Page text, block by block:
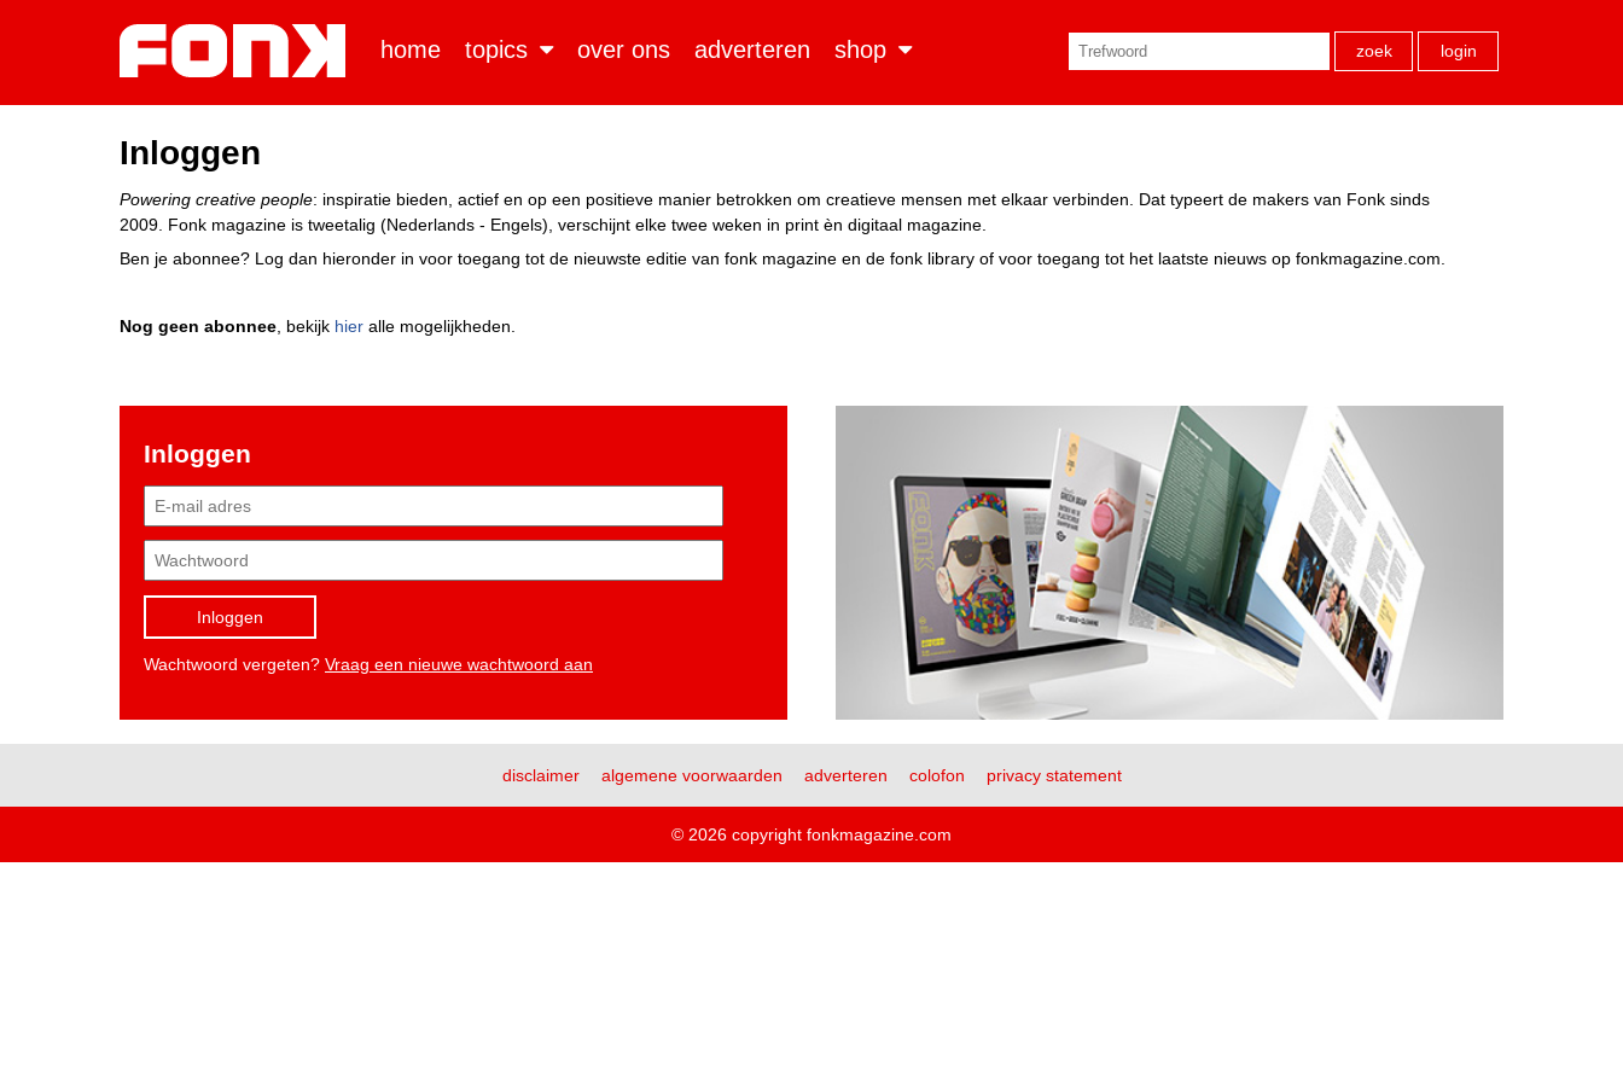
home topics over ons adverteren shop zoek login
Inloggen
Powering creative people: inspiratie bieden, actief en op een positieve manier betrokken om creatieve mensen met elkaar verbinden. Dat typeert de makers van Fonk sinds
2009. Fonk magazine is tweetalig (Nederlands - Engels), verschijnt elke twee weken in print èn digitaal magazine.
Ben je abonnee? Log dan hieronder in voor toegang tot de nieuwste editie van fonk magazine en de fonk library of voor toegang tot het laatste nieuws op fonkmagazine.com.
Nog geen abonnee , bekijk hier alle mogelijkheden.
Inloggen
Inloggen
Wachtwoord vergeten? Vraag een nieuwe wachtwoord aan
disclaimer algemene voorwaarden adverteren colofon privacy statement
© 2026 copyright fonkmagazine.com